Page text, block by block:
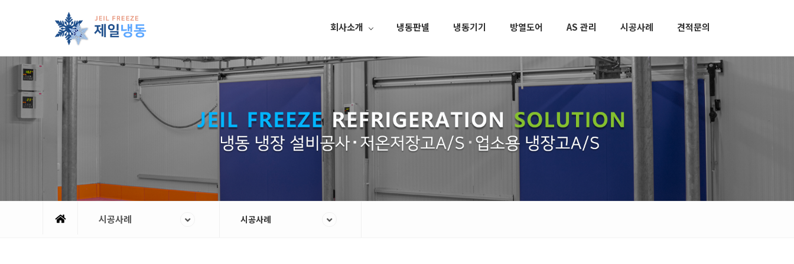
회사소개 냉동판넬 냉동기기 방열도어 AS 관리 시공사례 견적문의
시공사례 시공사례